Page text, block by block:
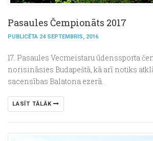
Pasaules Čempionāts 2017
PUBLICĒTA 24 SEPTEMBRIS, 2016
17. Pasaules Vecmeistaru ūdenssporta
norisināsies Budapeštā, kā arī notiks
sacensības Balatona ezerā.
LASĪT TĀLĀK